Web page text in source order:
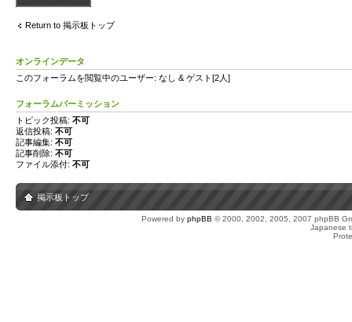
Return to 掲示板トップ
オンラインデータ
このフォーラムを閲覧中のユーザー: なし & ゲスト[2人]
フォーラムパーミッション
トピック投稿: 不可
返信投稿: 不可
記事編集: 不可
記事削除: 不可
ファイル添付: 不可
掲示板トップ
Powered by phpBB © 2000, 2002, 2005, 2007 phpBB
Japanese